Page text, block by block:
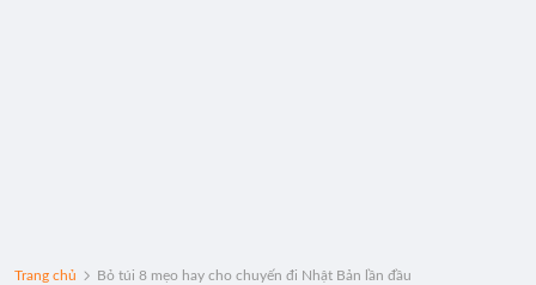
Trang chủ Bỏ túi 8 mẹo hay cho chuyến đi Nhật Bản lần đầu